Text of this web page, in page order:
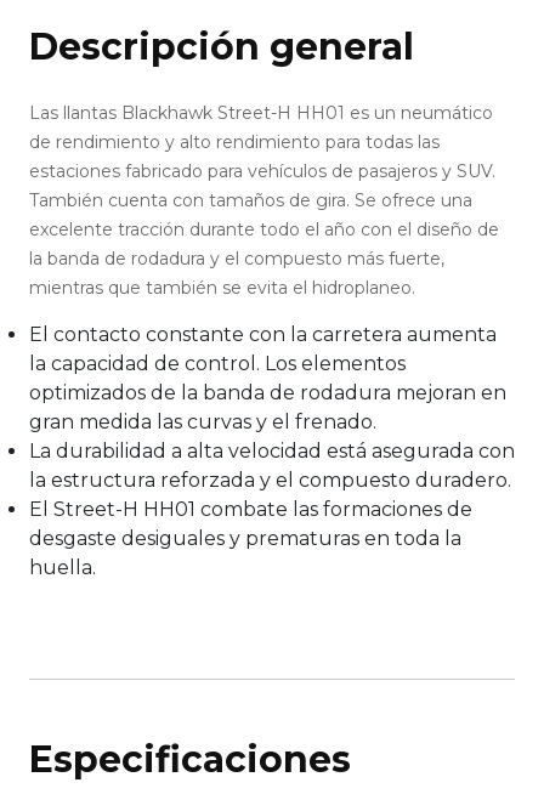
Descripción general
Las llantas Blackhawk Street-H HH01 es un neumático
de rendimiento y alto rendimiento para todas las
estaciones fabricado para vehículos de pasajeros y SUV.
También cuenta con tamaños de gira. Se ofrece una
excelente tracción durante todo el año con el diseño de
la banda de rodadura y el compuesto más fuerte,
mientras que también se evita el hidroplaneo.
El contacto constante con la carretera aumenta
la capacidad de control. Los elementos
optimizados de la banda de rodadura mejoran en
gran medida las curvas y el frenado.
La durabilidad a alta velocidad está asegurada con
la estructura reforzada y el compuesto duradero.
El Street-H HH01 combate las formaciones de
desgaste desiguales y prematuras en toda la
huella.
Especificaciones